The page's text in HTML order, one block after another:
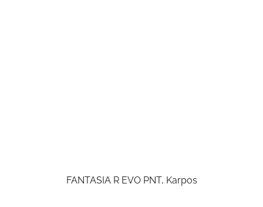
FANTASIA R EVO PNT, Karpos